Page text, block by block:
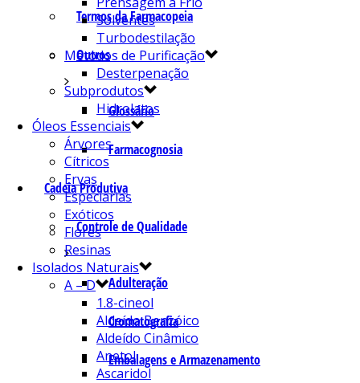
Termos da Farmacopeia
Outros
Glossário
Farmacognosia
Cadeia Produtiva
Controle de Qualidade
Adulteração
Cromatografia
Embalagens e Armazenamento
Solventes
Turbodestilação
Métodos de Purificação
Desterpenação
Subprodutos
Hidrolatos
Óleos Essenciais
Árvores
Cítricos
Ervas
Especiarias
Exóticos
Flores
Resinas
Isolados Naturais
A – D
1.8-cineol
Aldeído Benzóico
Aldeído Cinâmico
Anetol
Ascaridol